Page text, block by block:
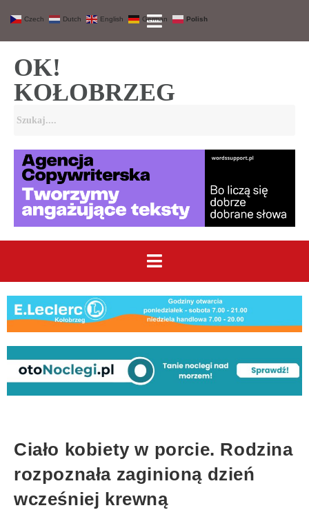
OK!
KOŁOBRZEG
Ciało kobiety w porcie. Rodzina
rozpoznała zaginioną dzień
wcześniej krewną
Czech Dutch English German Polish